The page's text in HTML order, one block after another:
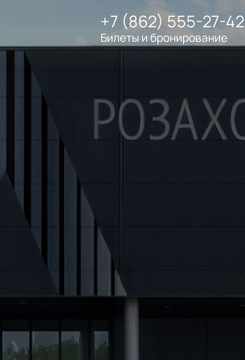
+7 (862) 555-27-42
Билеты и бронирование